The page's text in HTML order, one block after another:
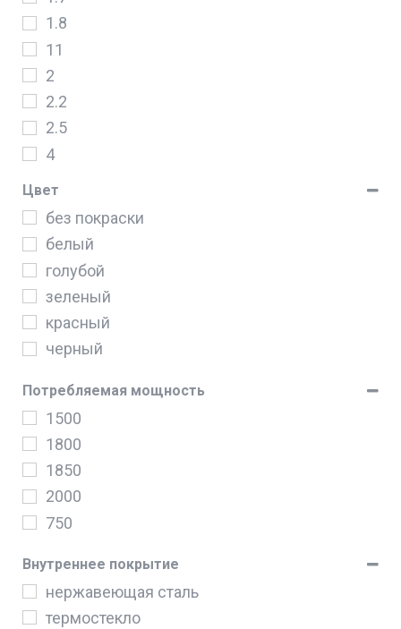
1.8
11
2
2.2
2.5
4
6.5
7.5
Цвет
без покраски
белый
голубой
зеленый
красный
черный
Потребляемая мощность
1500
1800
1850
2000
750
Внутреннее покрытие
нержавеющая сталь
термостекло